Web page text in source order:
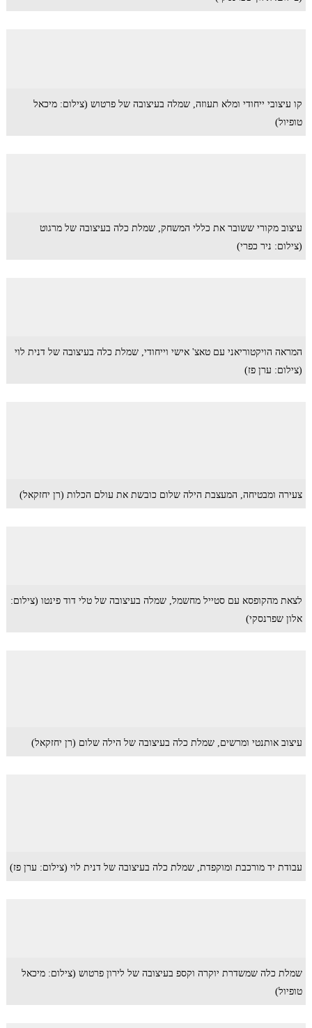
קו עיצובי ייחודי ומלא תעוזה, שמלה בעיצובה של פרטוש (צילום: מיכאל
טופיול)
עיצוב מקורי ששובר את כללי המשחק, שמלת כלה בעיצובה של מרגוט
(צילום: ניר כפרי)
המראה הויקטוריאני עם טאצ' אישי וייחודי, שמלת כלה בעיצובה של דנית לוי
(צילום: ערן פז)
צעירה ומבטיחה, המעצבת הילה שלום כובשת את עולם הכלות (רן יחזקאל)
לצאת מהקופסא עם סטייל מחשמל, שמלה בעיצובה של טלי דוד פינטו (צילום:
אלון שפרנסקי)
עיצוב אותנטי ומרשים, שמלת כלה בעיצובה של הילה שלום (רן יחזקאל)
עבודת יד מורכבת ומוקפדת, שמלת כלה בעיצובה של דנית לוי (צילום: ערן פז)
שמלת כלה שמשדרת יוקרה וקספ בעיצובה של לירון פרטוש (צילום: מיכאל
טופיול)